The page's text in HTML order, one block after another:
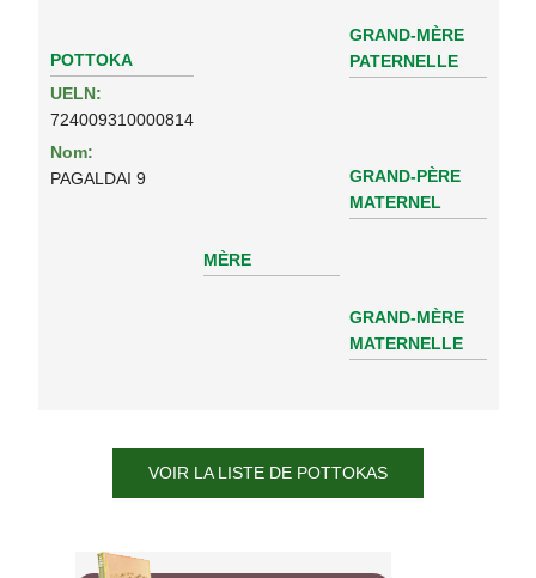
POTTOKA
UELN:
724009310000814
Nom:
PAGALDAI 9
GRAND-MÈRE
PATERNELLE
MÈRE
GRAND-PÈRE
MATERNEL
GRAND-MÈRE
MATERNELLE
VOIR LA LISTE DE POTTOKAS